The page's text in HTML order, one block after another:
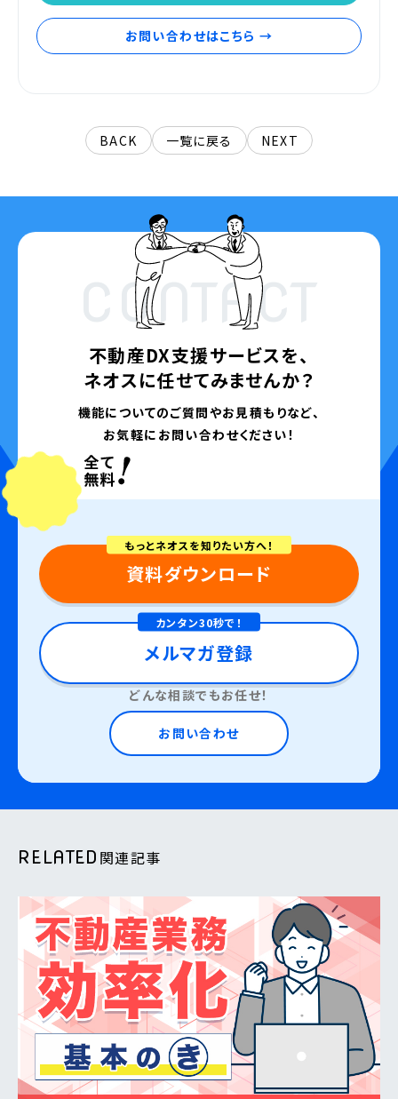
お問い合わせはこちら →
BACK 一覧に戻る NEXT
CONTACT
不動産DX支援サービスを、
ネオスに任せてみませんか？
機能についてのご質問やお見積もりなど、
お気軽にお問い合わせください！
もっとネオスを知りたい方へ！
資料ダウンロード
カンタン30秒で！
メルマガ登録
どんな相談でもお任せ！
お問い合わせ
RELATED 関連記事